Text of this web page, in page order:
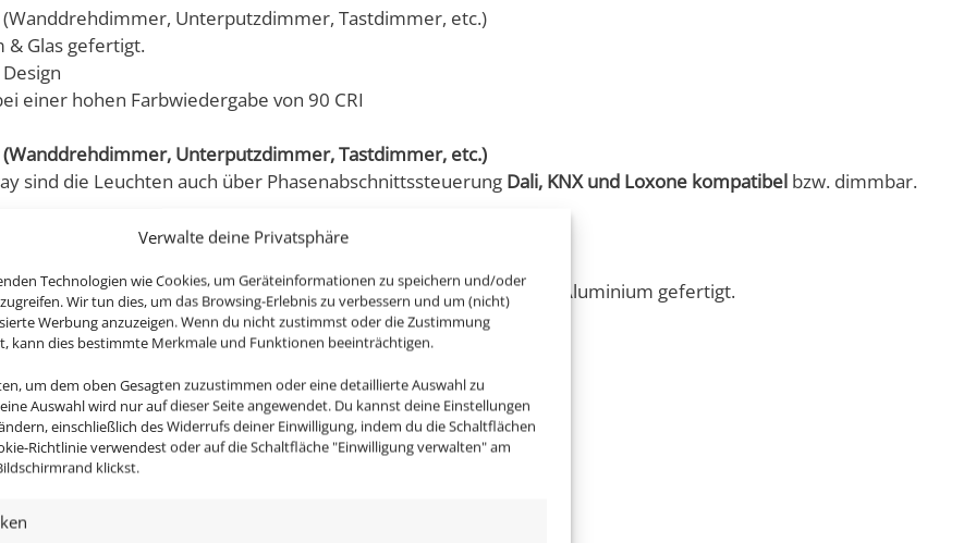
Verwalte deine Privatsphäre
Technologien wie Cookies, um Geräteinformationen zu speichern und/oder
Wir tun dies, um das Browsing-Erlebnis zu verbessern und um (nicht)
Werbung anzuzeigen. Wenn du nicht zustimmst oder die Zustimmung
kann dies bestimmte Merkmale und Funktionen beeinträchtigen.
um dem oben Gesagten zuzustimmen oder eine detaillierte Auswahl zu
Auswahl wird nur auf dieser Seite angewendet. Du kannst deine Einstellungen
einschließlich des Widerrufs deiner Einwilligung, indem du die Schaltflächen
Richtlinie verwendest oder auf die Schaltfläche "Einwilligung verwalten" am
klickst.
Unterputzdimmer, Tastdimmer, etc.)
& Glas gefertigt.
einer hohen Farbwiedergabe von 90 CRI
Unterputzdimmer, Tastdimmer, etc.)
sind die Leuchten auch über Phasenabschnittssteuerung Dali, KNX und Loxone kompatibel bzw. dimmbar.
Inside Kollektion ist aus hochwertigstem, CNC-gefrästen Voll-Aluminium gefertigt.
Bädern aber auch für den überdachten Außenbereich geeignet.